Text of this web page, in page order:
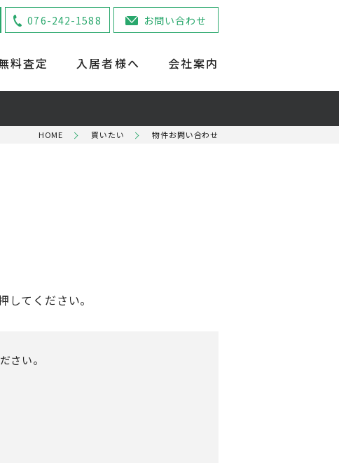
料査定 入居者様へ 会社案内
076-242-1588 お問い合わせ
HOME 買いたい 物件お問い合わせ
てください。
さい。